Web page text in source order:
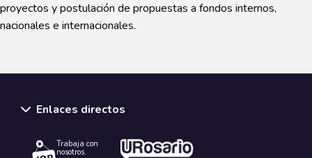
proyectos y postulación de propuestas a fondos internos,
nacionales e internacionales.
Enlaces directos
Trabaja con
nosotros.